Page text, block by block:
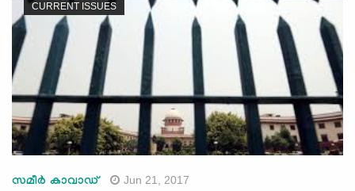
CURRENT ISSUES
സമീര്‍ കാവാഡ് Jun 21, 2017